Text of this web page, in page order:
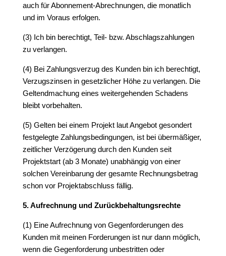
auch für Abonnement-Abrechnungen, die monatlich
und im Voraus erfolgen.
(3) Ich bin berechtigt, Teil- bzw. Abschlagszahlungen
zu verlangen.
(4) Bei Zahlungsverzug des Kunden bin ich berechtigt,
Verzugszinsen in gesetzlicher Höhe zu verlangen. Die
Geltendmachung eines weitergehenden Schadens
bleibt vorbehalten.
(5) Gelten bei einem Projekt laut Angebot gesondert
festgelegte Zahlungsbedingungen, ist bei übermäßiger,
zeitlicher Verzögerung durch den Kunden seit
Projektstart (ab 3 Monate) unabhängig von einer
solchen Vereinbarung der gesamte Rechnungsbetrag
schon vor Projektabschluss fällig.
5. Aufrechnung und Zurückbehaltungsrechte
(1) Eine Aufrechnung von Gegenforderungen des
Kunden mit meinen Forderungen ist nur dann möglich,
wenn die Gegenforderung unbestritten oder